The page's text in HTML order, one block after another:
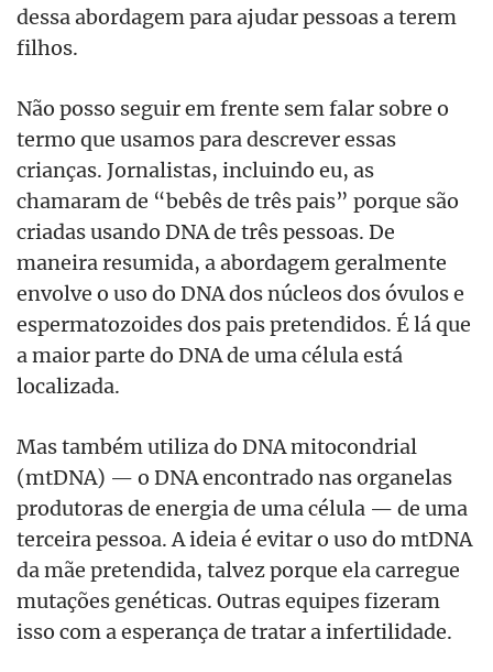
dessa abordagem para ajudar pessoas a terem
filhos.
Não posso seguir em frente sem falar sobre o
termo que usamos para descrever essas
crianças. Jornalistas, incluindo eu, as
chamaram de “bebês de três pais” porque são
criadas usando DNA de três pessoas. De
maneira resumida, a abordagem geralmente
envolve o uso do DNA dos núcleos dos óvulos e
espermatozoides dos pais pretendidos. É lá que
a maior parte do DNA de uma célula está
localizada.
Mas também utiliza do DNA mitocondrial
(mtDNA) — o DNA encontrado nas organelas
produtoras de energia de uma célula — de uma
terceira pessoa. A ideia é evitar o uso do mtDNA
da mãe pretendida, talvez porque ela carregue
mutações genéticas. Outras equipes fizeram
isso com a esperança de tratar a infertilidade.